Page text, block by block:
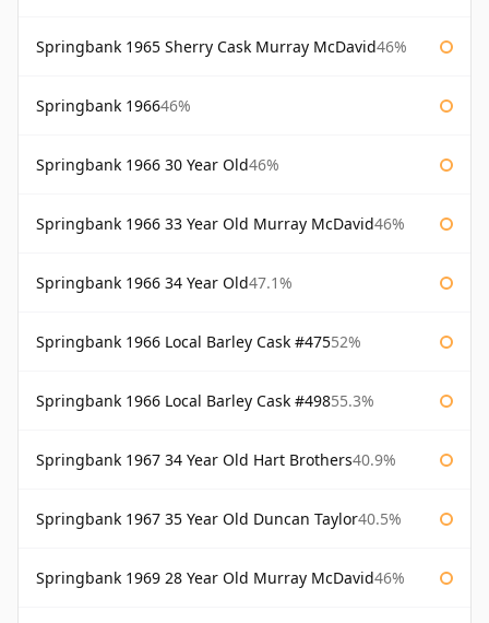
Springbank 1965 Sherry Cask Murray McDavid46%
Springbank 196646%
Springbank 1966 30 Year Old46%
Springbank 1966 33 Year Old Murray McDavid46%
Springbank 1966 34 Year Old47.1%
Springbank 1966 Local Barley Cask #47552%
Springbank 1966 Local Barley Cask #49855.3%
Springbank 1967 34 Year Old Hart Brothers40.9%
Springbank 1967 35 Year Old Duncan Taylor40.5%
Springbank 1969 28 Year Old Murray McDavid46%